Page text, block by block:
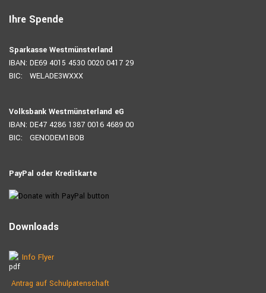
Ihre Spende
Sparkasse Westmünsterland
IBAN: DE69 4015 4530 0020 0417 29
BIC: WELADE3WXXX
Volksbank Westmünsterland eG
IBAN: DE47 4286 1387 0016 4689 00
BIC: GENODEM1BOB
PayPal oder Kreditkarte
Downloads
Info Flyer
Antrag auf Schulpatenschaft